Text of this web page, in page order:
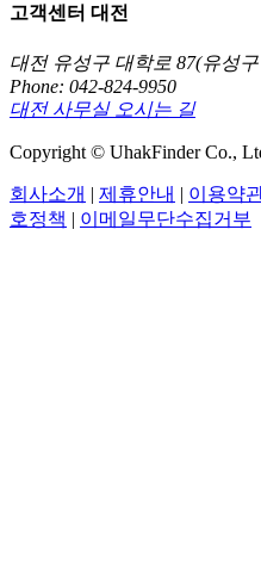
고객센터 대전
대전 유성구 대학로 87(유성
Phone: 042-824-9950
대전 사무실 오시는 길
Copyright © UhakFinder Co.,
회사소개 | 제휴안내 | 이용약
호정책 | 이메일무단수집거부